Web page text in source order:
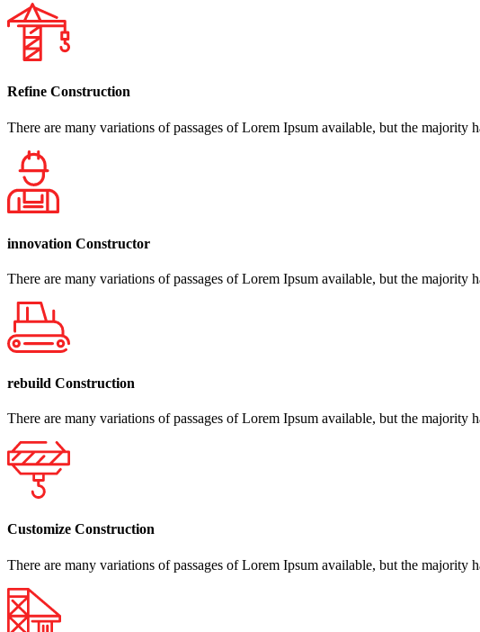
Refine Construction
There are many variations of passages of Lorem Ipsum available, but the majority
innovation Constructor
There are many variations of passages of Lorem Ipsum available, but the majority
rebuild Construction
There are many variations of passages of Lorem Ipsum available, but the majority
Customize Construction
There are many variations of passages of Lorem Ipsum available, but the majority